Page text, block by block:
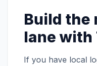
Build the
lane with
If you have local